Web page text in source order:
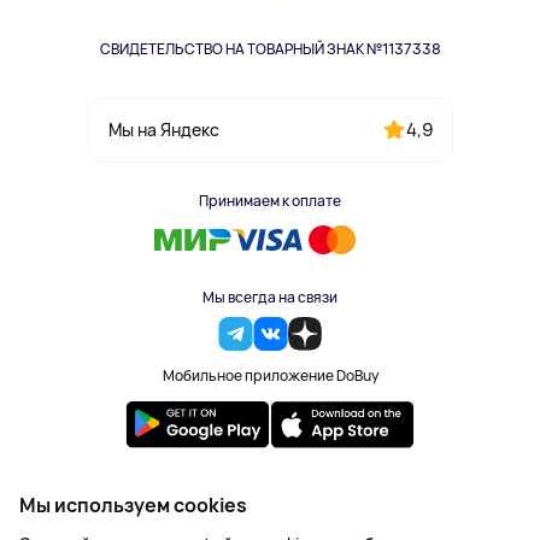
СВИДЕТЕЛЬСТВО НА ТОВАРНЫЙ ЗНАК №1137338
Мы на Яндекс 4,9
Принимаем к оплате
Мы всегда на связи
Мобильное приложение DoBuy
2023-2026 © DoBuy. Все права защищены
Правила обработки персональных данных
Мы используем cookies